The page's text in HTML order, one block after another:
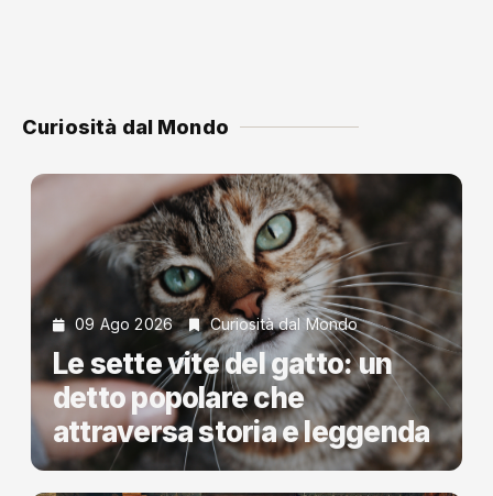
Curiosità dal Mondo
09 Ago 2026 Curiosità dal Mondo
Le sette vite del gatto: un
detto popolare che
attraversa storia e leggenda